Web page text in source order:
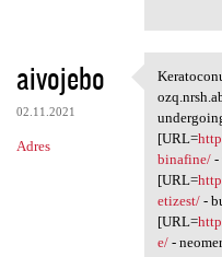
aivojebo
02.11.2021
Adres
[URL=
binafine/-
[URL=
etizest/-
[URL=
e/-